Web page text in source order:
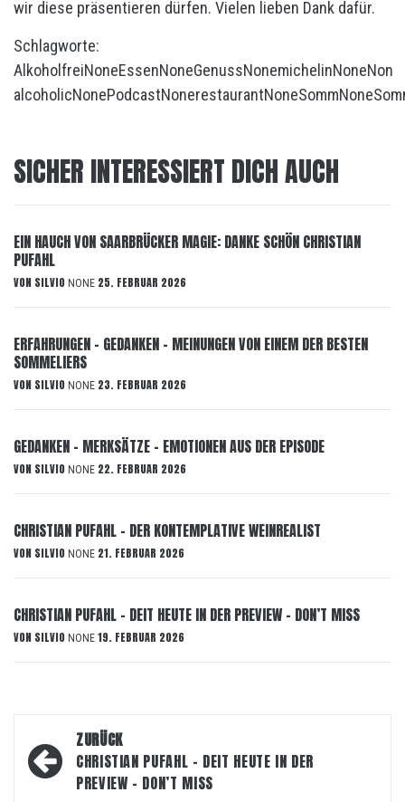
wir diese präsentieren dürfen. Vielen lieben Dank dafür.
Schlagworte:
AlkoholfreiNoneEssenNoneGenussNonemichelinNoneNon
alcoholicNonePodcastNonerestaurantNoneSommNone
SICHER INTERESSIERT DICH AUCH
EIN HAUCH VON SAARBRÜCKER MAGIE: DANKE SCHÖN CHRISTIAN
PUFAHL
VON SILVIO NONE 25. FEBRUAR 2026
ERFAHRUNGEN – GEDANKEN – MEINUNGEN VON EINEM DER BESTEN
SOMMELIERS
VON SILVIO NONE 23. FEBRUAR 2026
GEDANKEN – MERKSÄTZE – EMOTIONEN AUS DER EPISODE
VON SILVIO NONE 22. FEBRUAR 2026
CHRISTIAN PUFAHL – DER KONTEMPLATIVE WEINREALIST
VON SILVIO NONE 21. FEBRUAR 2026
CHRISTIAN PUFAHL – DEIT HEUTE IN DER PREVIEW – DON’T MISS
VON SILVIO NONE 19. FEBRUAR 2026
Beitragsnavigation
ZURÜCK
CHRISTIAN PUFAHL – DEIT HEUTE IN DER
PREVIEW – DON’T MISS